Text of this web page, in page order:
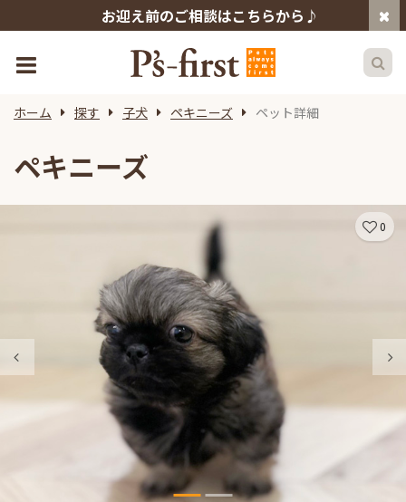
お迎え前のご相談はこちらから♪
ホーム 探す 子犬 ペキニーズ ペット詳細
ペキニーズ
0